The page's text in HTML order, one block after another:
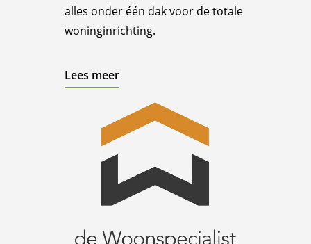
alles onder één dak voor de totale
woninginrichting.
Lees meer